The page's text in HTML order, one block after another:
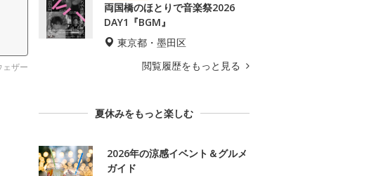
ザー
両国橋のほとりで音楽祭2026
DAY1『BGM』
東京都・墨田区
閲覧履歴をもっと見る
夏休みをもっと楽しむ
2026年の涼感イベント＆グルメ
ガイド